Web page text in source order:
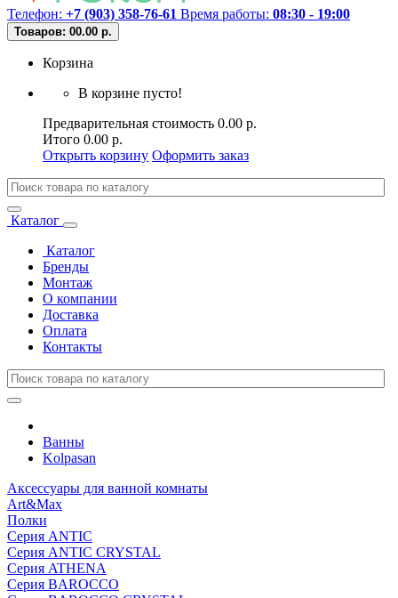
Телефон: +7 (903) 358-76-61 Время работы: 08:30 - 19:00
Товаров: 00.00 р.
Корзина
В корзине пусто!
Предварительная стоимость 0.00 р.
Итого 0.00 р.
Открыть корзину Оформить заказ
Каталог
Каталог
Бренды
Монтаж
О компании
Доставка
Оплата
Контакты
Ванны
Kolpasan
Аксессуары для ванной комнаты
Art&Max
Полки
Серия ANTIC
Серия ANTIC CRYSTAL
Серия ATHENA
Серия BAROCCO